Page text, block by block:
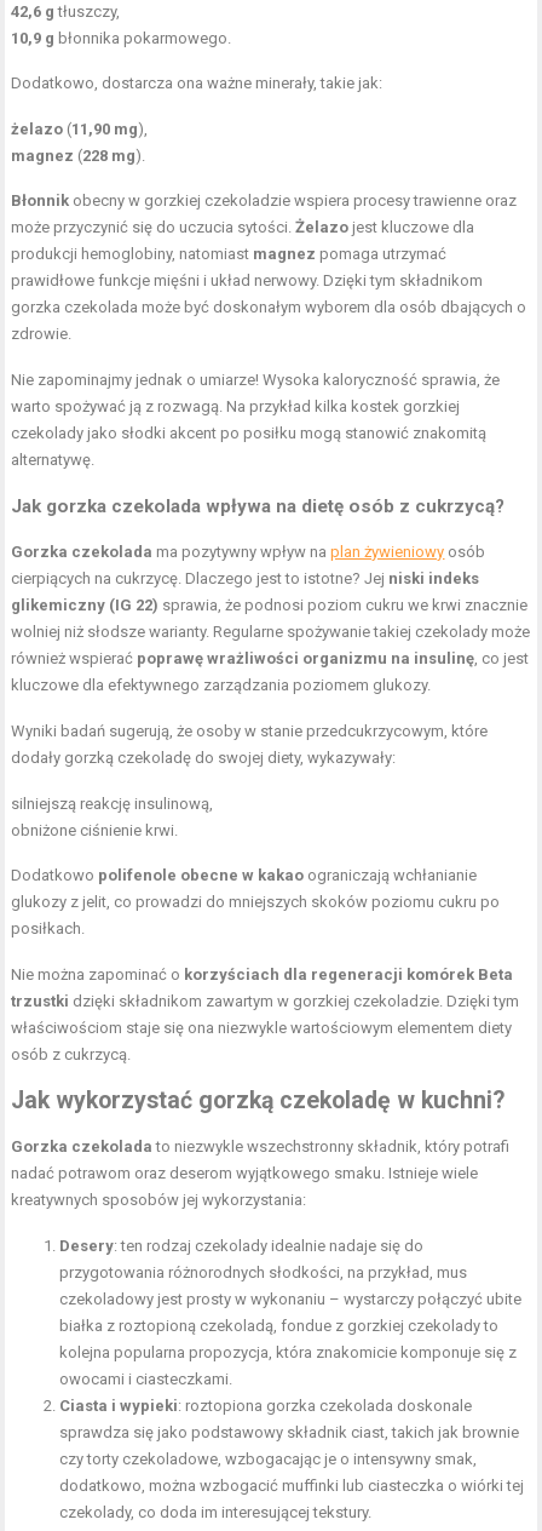
42,6 g tłuszczy,
10,9 g błonnika pokarmowego.
Dodatkowo, dostarcza ona ważne minerały, takie jak:
żelazo (11,90 mg),
magnez (228 mg).
Błonnik obecny w gorzkiej czekoladzie wspiera procesy trawienne oraz
może przyczynić się do uczucia sytości.Żelazo jest kluczowe dla
produkcji hemoglobiny, natomiast magnez pomaga utrzymać
prawidłowe funkcje mięśni i układ nerwowy. Dzięki tym składnikom
gorzka czekolada może być doskonałym wyborem dla osób dbających o
zdrowie.
Nie zapominajmy jednak o umiarze! Wysoka kaloryczność sprawia, że
warto spożywać ją z rozwagą. Na przykład kilka kostek gorzkiej
czekolady jako słodki akcent po posiłku mogą stanowić znakomitą
alternatywę.
Jak gorzka czekolada wpływa na dietę osób z cukrzycą?
Gorzka czekolada ma pozytywny wpływ naplan żywieniowy osób
cierpiących na cukrzycę. Dlaczego jest to istotne? Jej niski indeks
glikemiczny (IG 22) sprawia, że podnosi poziom cukru we krwi znacznie
wolniej niż słodsze warianty. Regularne spożywanie takiej czekolady może
również wspierać poprawę wrażliwości organizmu na insulinę , co jest
kluczowe dla efektywnego zarządzania poziomem glukozy.
Wyniki badań sugerują, że osoby w stanie przedcukrzycowym, które
dodały gorzką czekoladę do swojej diety, wykazywały:
silniejszą reakcję insulinową,
obniżone ciśnienie krwi.
Dodatkowo polifenole obecne w kakao ograniczają wchłanianie
glukozy z jelit, co prowadzi do mniejszych skoków poziomu cukru po
posiłkach.
Nie można zapominać o korzyściach dla regeneracji komórek Beta
trzustki dzięki składnikom zawartym w gorzkiej czekoladzie. Dzięki tym
właściwościom staje się ona niezwykle wartościowym elementem diety
osób z cukrzycą.
Jak wykorzystać gorzką czekoladę w kuchni?
Gorzka czekolada to niezwykle wszechstronny składnik, który potrafi
nadać potrawom oraz deserom wyjątkowego smaku. Istnieje wiele
kreatywnych sposobów jej wykorzystania:
Desery: ten rodzaj czekolady idealnie nadaje się do
przygotowania różnorodnych słodkości, na przykład, mus
czekoladowy jest prosty w wykonaniu – wystarczy połączyć ubite
białka z roztopioną czekoladą, fondue z gorzkiej czekolady to
kolejna popularna propozycja, która znakomicie komponuje się z
owocami i ciasteczkami.
Ciasta i wypieki: roztopiona gorzka czekolada doskonale
sprawdza się jako podstawowy składnik ciast, takich jak brownie
czy torty czekoladowe, wzbogacając je o intensywny smak,
dodatkowo, można wzbogacić muffinki lub ciasteczka o wiórki tej
czekolady, co doda im interesującej tekstury.